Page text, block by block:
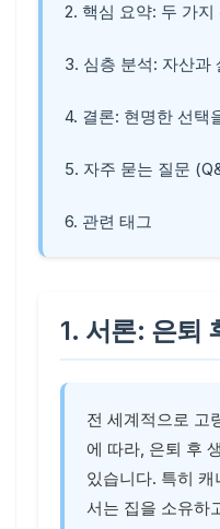
2. 핵심 요약: 두 가지
3. 심층 분석: 자산과
4. 결론: 현명한 선택
5. 자주 묻는 질문
6. 관련 태그
1. 서론: 은퇴
전 세계적으로 고
에 따라, 은퇴 후
있습니다. 특히
서는 집을 소유하